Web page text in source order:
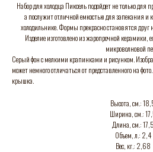
Набор для холодца Пиксель подойдет не только для
а послужит отличной емкостью для запекания и
холодильнике. Формы прекрасно становятся друг
Изделие изготовлено из жаропрочной керамики,
микроволновой
Серый фон с мелкими крапинками и рисунком.
может немного отличаться от представленного на
крышка.
Высота, см.:
Ширина, см.:
Длина, см.: 17,5
Объем, л.: 2,4
Вес, кг.: 2,68